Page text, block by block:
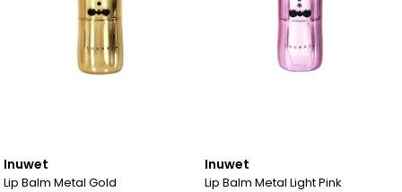
Inuwet
Lip Balm Metal Gold
Inuwet
Lip Balm Metal Light Pink